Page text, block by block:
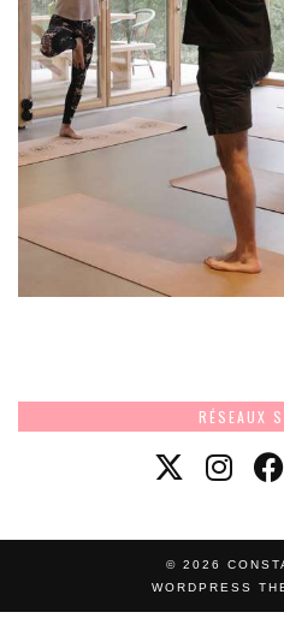
RÉSEAUX
© 2026
WORDPRESS